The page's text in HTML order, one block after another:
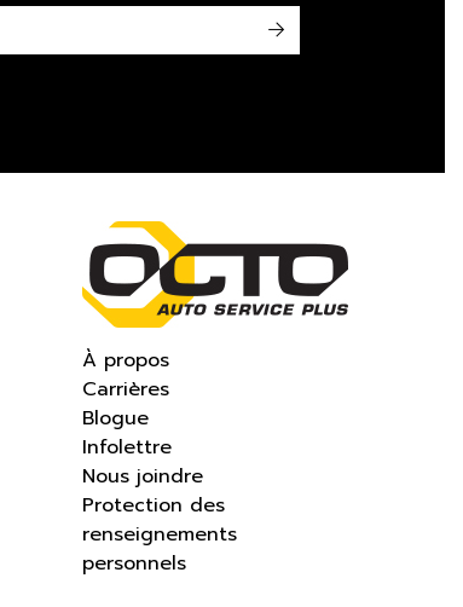
->
À propos
Carrières
Blogue
Infolettre
Nous joindre
Protection des
renseignements
personnels